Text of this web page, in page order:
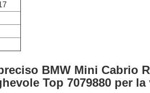
BMW Mini Cabrio
Top 7079880 per